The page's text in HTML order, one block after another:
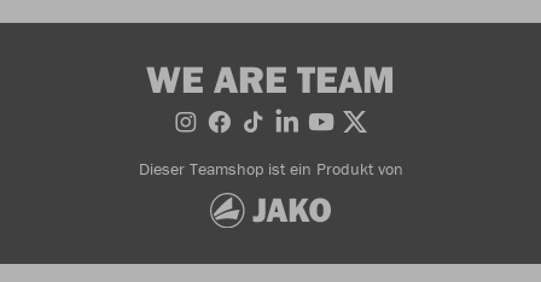
WE ARE TEAM
Dieser Teamshop ist ein Produkt von